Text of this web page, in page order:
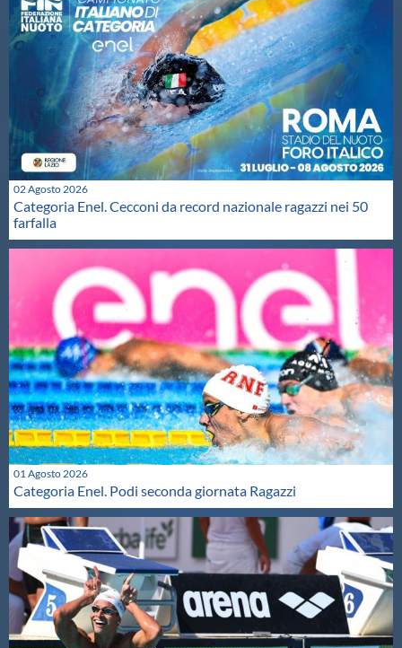
02 Agosto 2026
Categoria Enel. Cecconi da record nazionale ragazzi nei 50
farfalla
01 Agosto 2026
Categoria Enel. Podi seconda giornata Ragazzi